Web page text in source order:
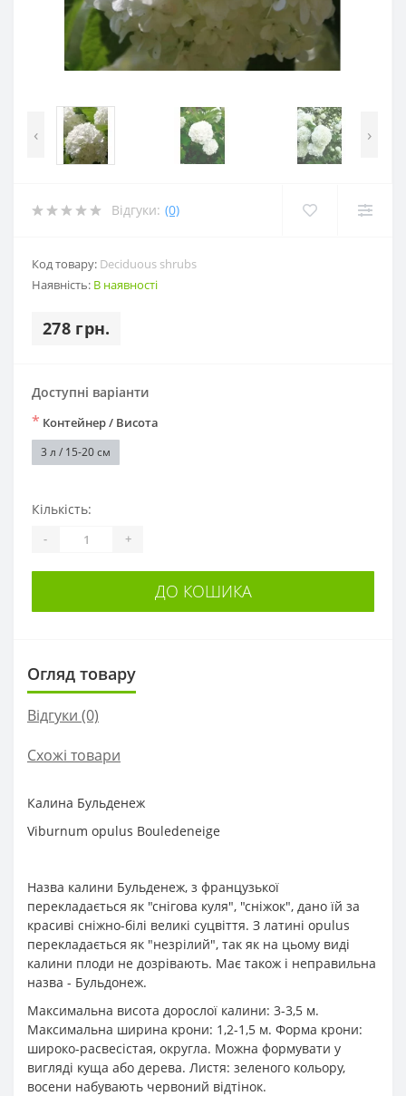
‹ ›
Відгуки: (0)
Код товару: Deciduous shrubs
Наявність: В наявності
278 грн.
Доступні варіанти
* Контейнер / Висота
3 л / 15-20 см
Кількість:
- +
ДО КОШИКА
Огляд товару
Відгуки (0)
Схожі товари
Калина Бульденеж
Viburnum opulus Bouledeneige
Назва калини Бульденеж, з французької
перекладається як "снігова куля", "сніжок", дано їй за
красиві сніжно-білі великі суцвіття. З латині opulus
перекладається як "незрілий", так як на цьому виді
калини плоди не дозрівають. Має також і неправильна
назва - Бульдонеж.
Максимальна висота дорослої калини: 3-3,5 м.
Максимальна ширина крони: 1,2-1,5 м. Форма крони:
широко-расвесістая, округла. Можна формувати у
вигляді куща або дерева. Листя: зеленого кольору,
восени набувають червоний відтінок.